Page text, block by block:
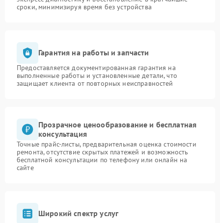
сроки, минимизируя время без устройства
Гарантия на работы и запчасти
Предоставляется документированная гарантия на
выполненные работы и установленные детали, что
защищает клиента от повторных неисправностей
Прозрачное ценообразование и бесплатная
консультация
Точные прайс-листы, предварительная оценка стоимости
ремонта, отсутствие скрытых платежей и возможность
бесплатной консультации по телефону или онлайн на
сайте
Широкий спектр услуг